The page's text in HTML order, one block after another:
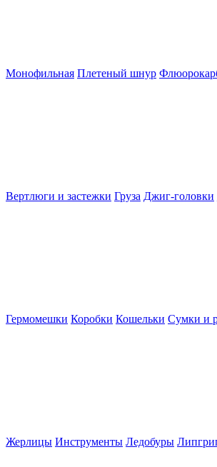
Монофильная Плетеный шнур
Вертлюги и застежки Груза Джиг-головки
Гермомешки Коробки Кошельки Сумки и
Жерлицы Инструменты Ледобуры